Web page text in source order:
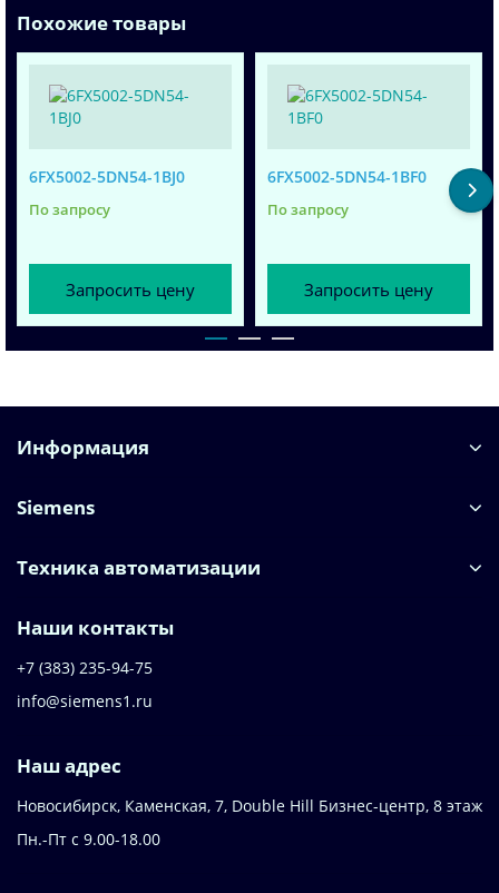
Похожие товары
6FX5002-5DN54-1BJ0
По запросу
Запросить цену
6FX5002-5DN54-1BF0
По запросу
Запросить цену
Информация
Siemens
Техника автоматизации
Наши контакты
+7 (383) 235-94-75
info@siemens1.ru
Наш адрес
Новосибирск, Каменская, 7, Double Hill ​Бизнес-центр, 8 этаж
Пн.-Пт с 9.00-18.00